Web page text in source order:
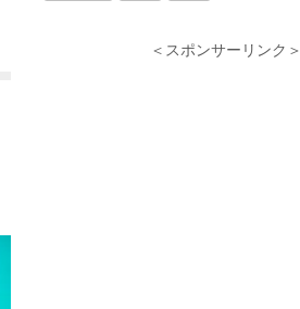
＜スポンサーリンク＞